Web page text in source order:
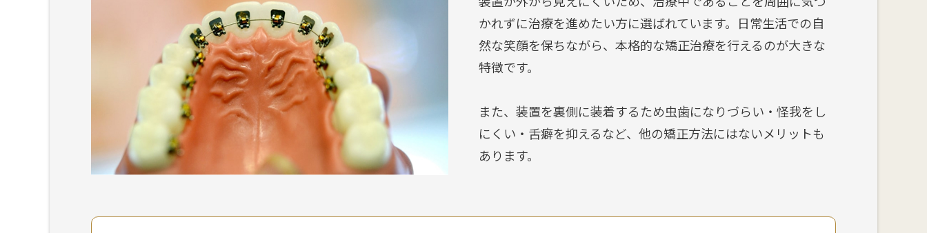
かれずに治療を進めたい方に選ばれています。日常生活での自
然な笑顔を保ちながら、本格的な矯正治療を行えるのが大きな
特徴です。
また、装置を裏側に装着するため虫歯になりづらい・怪我をし
にくい・舌癖を抑えるなど、他の矯正方法にはないメリットも
あります。